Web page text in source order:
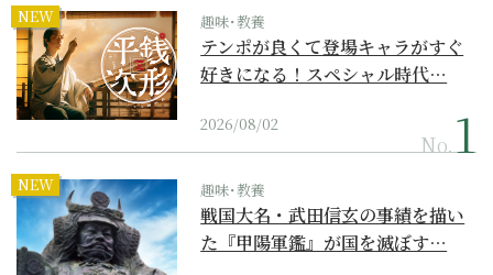
NEW 趣味･教養
テンポが良くて登場キャラがすぐ
好きになる！スペシャル時代…
2026/08/02
No.
NEW 趣味･教養
戦国大名・武田信玄の事績を描い
た『甲陽軍鑑』が国を滅ぼす…